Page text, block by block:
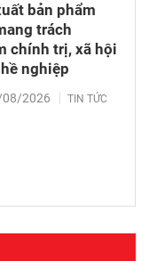
bản phẩm
trách
chính trị, xã hội
nghiệp
2026 TIN TỨC